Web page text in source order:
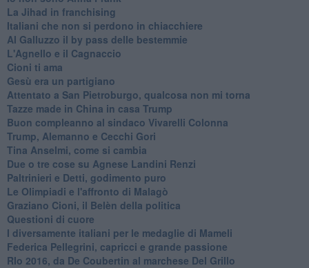
​La Jihad in franchising
Italiani che non si perdono in chiacchiere
Al Galluzzo il by pass delle bestemmie
L'Agnello e il Cagnaccio
Cioni ti ama
​Gesù era un partigiano
Attentato a San Pietroburgo, qualcosa non mi torna
Tazze made in China in casa Trump
Buon compleanno al sindaco Vivarelli Colonna
Trump, Alemanno e Cecchi Gori
Tina Anselmi, come si cambia
Due o tre cose su Agnese Landini Renzi
Paltrinieri e Detti, godimento puro
Le Olimpiadi e l'affronto di Malagò
Graziano Cioni, il Belèn della politica
Questioni di cuore
I diversamente italiani per le medaglie di Mameli
Federica Pellegrini, capricci e grande passione
RIo 2016, da De Coubertin al marchese Del Grillo